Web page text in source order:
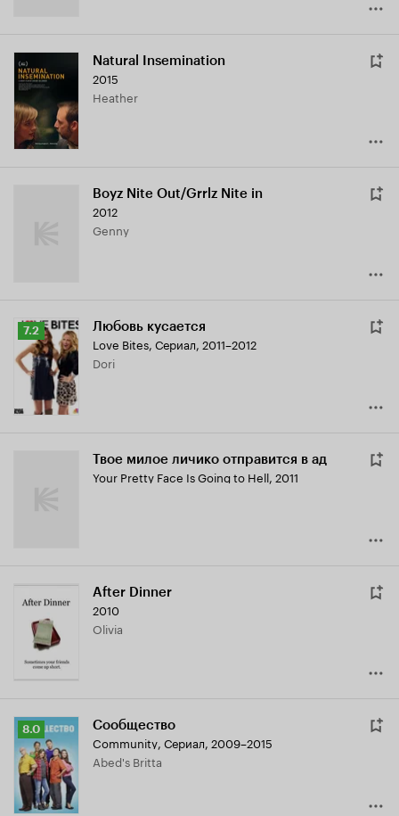
Natural Insemination
2015
Heather
Boyz Nite Out/Grrlz Nite in
2012
Genny
Рейтинг
Кинопоиска
7.2
7.2 Любовь кусается
Love Bites, Сериал, 2011–2012
Dori
Твое милое личико отправится в ад
Your Pretty Face Is Going to Hell, 2011
After Dinner
2010
Olivia
Рейтинг
Кинопоиска
8.0
8.0 Сообщество
Community, Сериал, 2009–2015
Abed's Britta